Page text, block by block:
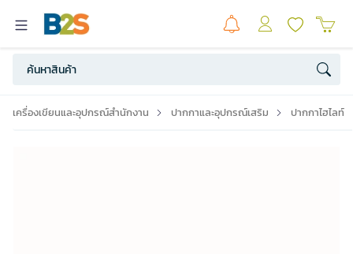
เครื่องเขียนและอุปกรณ์สำนักงาน ปากกาและอุปกรณ์เสริม ปากกาไฮไลท์